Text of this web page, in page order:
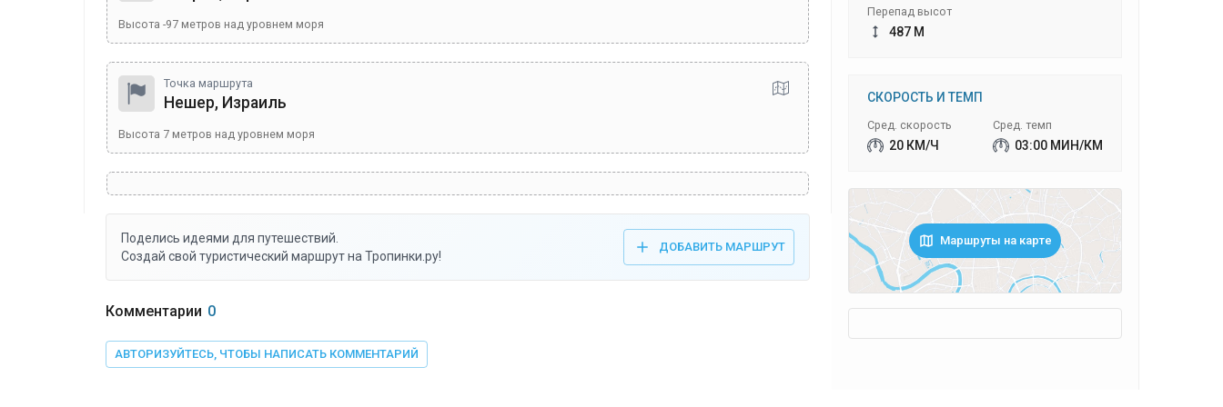
Высота -97 метров над уровнем моря
Точка маршрута
Нешер, Израиль
Высота 7 метров над уровнем моря
Поделись идеями для путешествий.
Создай свой туристический маршрут на Тропинки.ру!
ДОБАВИТЬ МАРШРУТ
Комментарии 0
АВТОРИЗУЙТЕСЬ, ЧТОБЫ НАПИСАТЬ КОММЕНТАРИЙ
Перепад высот
487 М
СКОРОСТЬ И ТЕМП
Сред. скорость
20 КМ/Ч
Сред. темп
03:00 МИН/КМ
Маршруты на карте